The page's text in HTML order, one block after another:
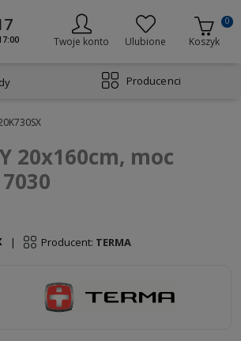
Twoje konto Ulubione Koszyk
0
Producenci
20x160cm, moc
| Producent: TERMA